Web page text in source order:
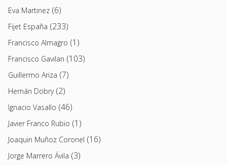
Eva Martinez (6)
Fijet España (233)
Francisco Almagro (1)
Francisco Gavilan (103)
Guillermo Ariza (7)
Hernán Dobry(2)
Ignacio Vasallo (46)
Javier Franco Rubio (1)
Joaquin Muñoz Coronel (16)
Jorge Marrero Ávila (3)